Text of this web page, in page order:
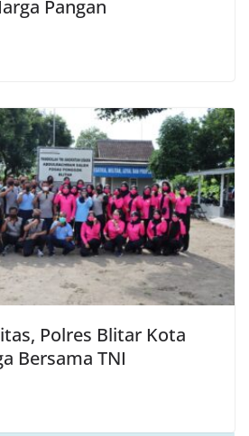
Pangan
Polres Blitar Kota
Bersama TNI